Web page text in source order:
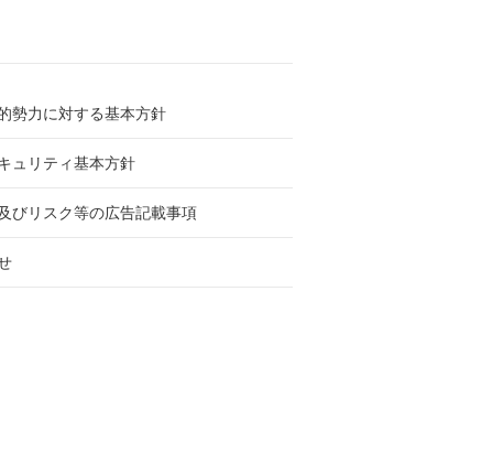
勢力に対する基本方針
ュリティ基本方針
びリスク等の広告記載事項